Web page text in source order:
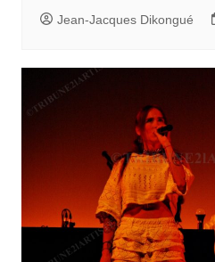
Jean-Jacques Dikongué